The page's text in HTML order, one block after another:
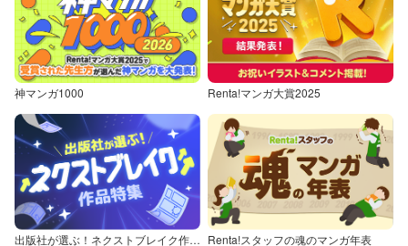
神マンガ1000 Renta!マンガ大賞2025
出版社が選ぶ！ネクストブレイク作品特集 Renta!スタッフの魂のマンガ年表